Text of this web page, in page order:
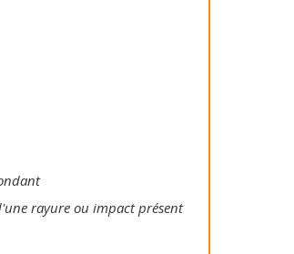
rayure ou impact présent